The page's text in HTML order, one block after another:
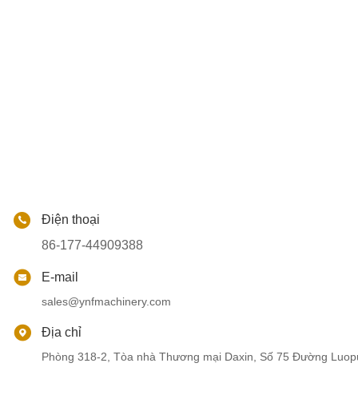
Điện thoại
86-177-44909388
E-mail
sales@ynfmachinery.com
Địa chỉ
Phòng 318-2, Tòa nhà Thương mại Daxin, Số 75 Đường